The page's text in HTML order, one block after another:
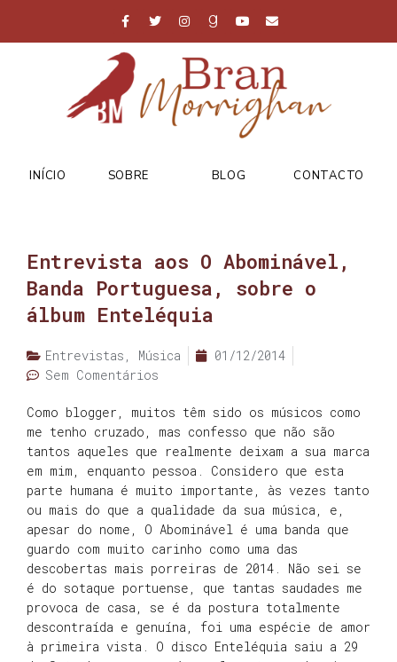
INÍCIO SOBRE BLOG CONTACTO
Entrevista aos O Abominável,
Banda Portuguesa, sobre o
álbum Enteléquia
Entrevistas , Música
01/12/2014
Sem Comentários
Como blogger, muitos têm sido os músicos como
me tenho cruzado, mas confesso que não são
tantos aqueles que realmente deixam a sua marca
em mim, enquanto pessoa. Considero que esta
parte humana é muito importante, às vezes tanto
ou mais do que a qualidade da sua música, e,
apesar do nome, O Abominável é uma banda que
guardo com muito carinho como uma das
descobertas mais porreiras de 2014. Não sei se
é do sotaque portuense, que tantas saudades me
provoca de casa, se é da postura totalmente
descontraída e genuína, foi uma espécie de amor
à primeira vista. O disco Enteléquia saiu a 29